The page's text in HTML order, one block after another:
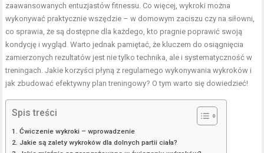
zaawansowanych entuzjastów fitnessu. Co więcej, wykroki można
wykonywać praktycznie wszędzie – w domowym zaciszu czy na siłowni,
co sprawia, że są dostępne dla każdego, kto pragnie poprawić swoją
kondycję i wygląd. Warto jednak pamiętać, że kluczem do osiągnięcia
zamierzonych rezultatów jest nie tylko technika, ale i systematyczność w
treningach. Jakie korzyści płyną z regularnego wykonywania wykroków i
jak zbudować efektywny plan treningowy? O tym warto się dowiedzieć!
Spis treści
Ćwiczenie wykroki – wprowadzenie
Jakie są zalety wykroków dla dolnych partii ciała?